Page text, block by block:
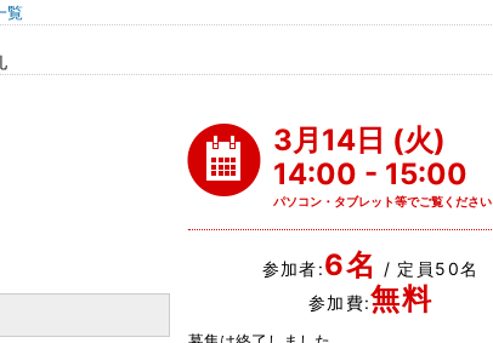
覧
3月14日 (火)
14:00 - 15:00
パソコン・タブレット等でご覧ください
参加者:6名
/ 定員50名
参加費:無料